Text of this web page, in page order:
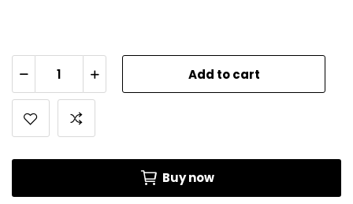
Add to cart
Buy now